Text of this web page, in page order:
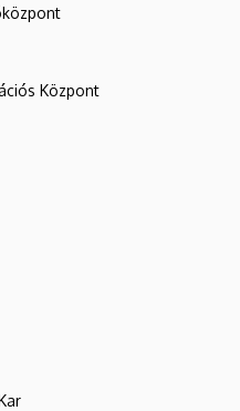
Központ